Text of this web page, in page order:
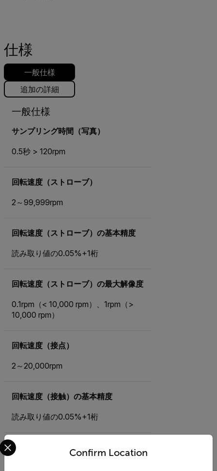
仕様
一般仕様
追加の詳細
一般仕様
サンプリング時間（写真）
0.5秒 > 120rpm
回転速度（ストローブ）
2～99,999rpm
回転速度（ストローブ）の基本精度
読み取り値の0.05%+1桁
回転速度（ストローブ）の最大解像度
0.1rpm（< 10,000 rpm）、1rpm（>
10,000 rpm）
回転速度（接点）
2～20,000rpm
回転速度（接触）の基本精度
読み取り値の0.05%+1桁
回転速度（接触）の最大分解能
Confirm Location
Select your preferred country and language from the